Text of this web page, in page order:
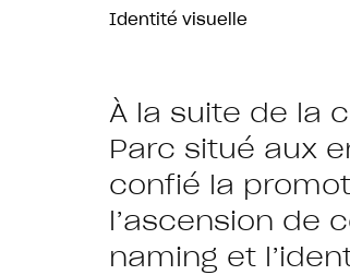
Identité visuelle
À la suite de la
Parc situé aux
confié la
l’ascension de
naming et